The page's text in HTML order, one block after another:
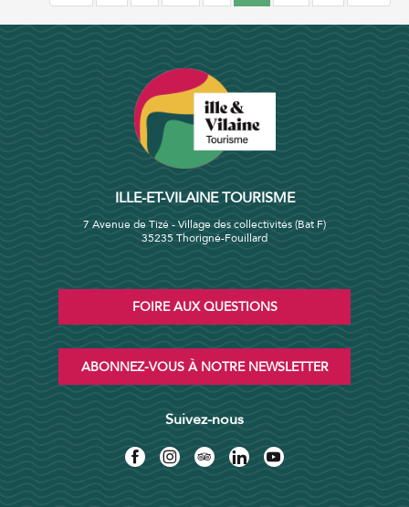
ILLE-ET-VILAINE TOURISME
7 Avenue de Tizé - Village des collectivités (Bat F)
35235 Thorigné-Fouillard
FOIRE AUX QUESTIONS
ABONNEZ-VOUS À NOTRE NEWSLETTER
Suivez-nous